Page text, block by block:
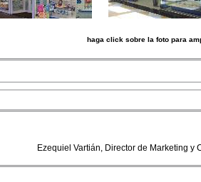
haga click sobre la foto para
Ezequiel Vartián, Director de Marketing y